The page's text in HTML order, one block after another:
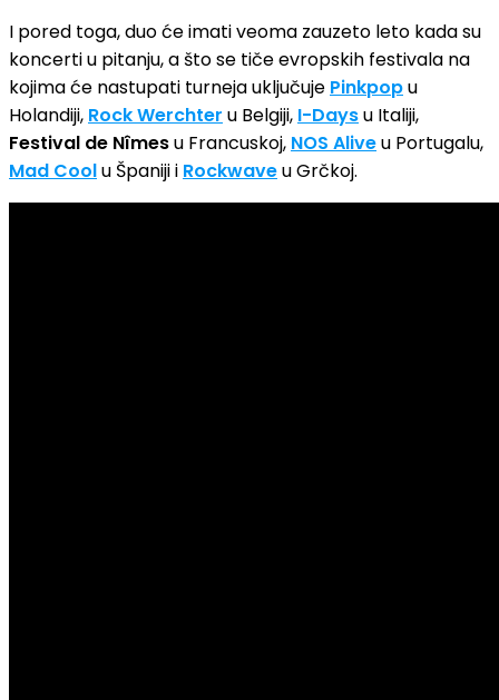
I pored toga, duo će imati veoma zauzeto leto kada su
koncerti u pitanju, a što se tiče evropskih festivala na
kojima će nastupati turneja uključuje Pinkpopu
Holandiji, Rock Werchter u Belgiji, I-Daysu Italiji,
Festival de Nîmesu Francuskoj, NOS Aliveu Portugalu,
Mad Coolu Španiji i Rockwaveu Grčkoj.